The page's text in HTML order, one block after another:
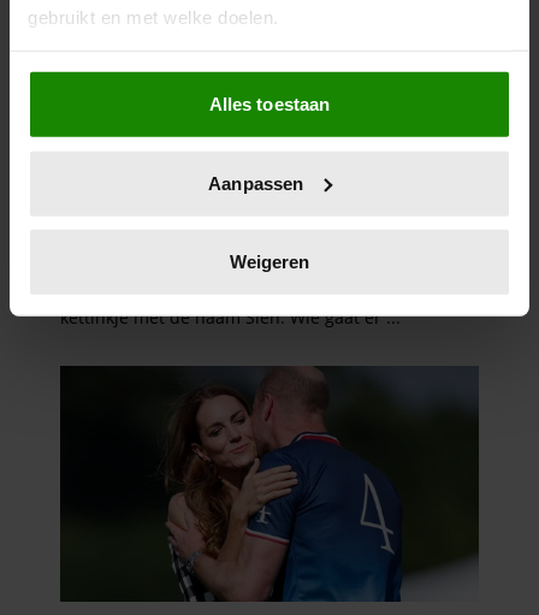
gebruikt en met welke doelen.
Als u het toestaat, willen we ook graag:
Informatie verzamelen over uw geografische
locatie, die tot een paar meter nauwkeurig kan zijn
scannen op specifieke eigenschappen (fingerprinting)
verwerkt en stel uw voorkeuren in het
intrekken in de Cookieverklaring.
We gebruiken cookies om content en advertenties te
personaliseren, om functies voor social media te bieden
en om ons websiteverkeer te analyseren. Ook delen we
informatie over uw gebruik van onze site met onze
partners voor social media, adverteren en analyse. Deze
partners kunnen deze gegevens combineren met andere
informatie die u aan ze heeft verstrekt of die ze hebben
verzameld op basis van uw gebruik van hun services. U
gaat akkoord met onze cookies als u onze website blijft
Alles toestaan
Aanpassen
Weigeren